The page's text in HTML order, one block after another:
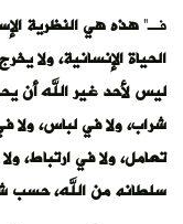
فـ”هذه هي النظرية
الحياة الإنسانية،
ليس لأحد غير الله أن
شراب، ولا في لباس، ولا
تعامل، ولا في ارتباط،
سلطانه من الله، حسب